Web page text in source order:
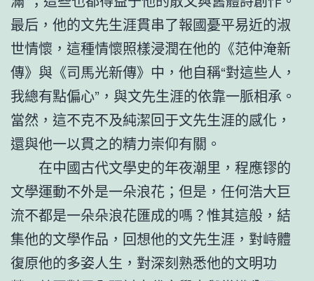
最后，他的文先生涯貫串了報國憂平易近的淑
世情懷，這種情懷照樣浸潤在他的《范仲淹新
傳》與《司馬光新傳》中，他自稱“對這些人，
我總有點偏心”，與文先生涯的依靠一脈相承。
當然，這不克不及純潔回于文先生涯的感化，
還與他一以貫之的精力崇仰有關。
在中國古代文學史的年夜潮里，程應镠的
文學運動不外是一朵浪花；但是，任何浩大巨
流不都是一朵朵浪花匯成的嗎？惟其這般，結
集他的文學作品，回想他的文先生涯，對峙體
復原他的多姿人生，對深刻熟悉他的文明功